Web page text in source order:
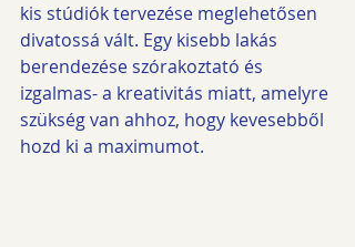
kis stúdiók tervezése meglehetősen
divatossá vált. Egy kisebb lakás
berendezése szórakoztató és
izgalmas- a kreativitás miatt, amelyre
szükség van ahhoz, hogy kevesebből
hozd ki a maximumot.